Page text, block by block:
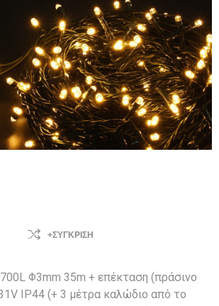
+ΣΎΓΚΡΙΣΗ
Φ3mm 35m + επέκταση (πράσινο
IP44 (+ 3 μέτρα καλώδιο από το